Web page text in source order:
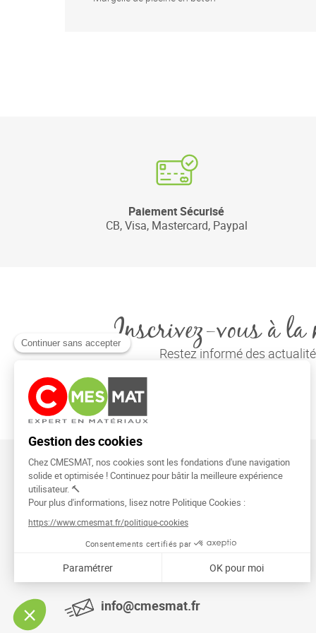
Paiement Sécurisé
CB, Visa, Mastercard, Paypal
Inscrivez-vous à la
Restez informé des
CMESMAT
91026 EVRY COURCOURONNES
info@cmesmat.fr